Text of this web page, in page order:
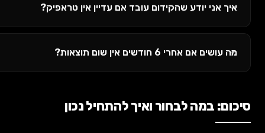
אני יודע שהקידום עובד אם עדיין אין טראפיק?
אם אחרי 6 חודשים אין שום תוצאות?
במה לבחור ואיך להתחיל נכון